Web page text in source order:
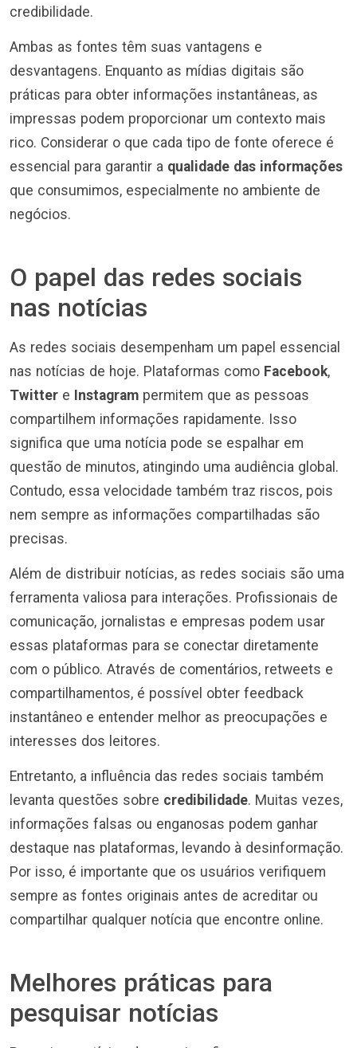
credibilidade.
Ambas as fontes têm suas vantagens e
desvantagens. Enquanto as mídias digitais são
práticas para obter informações instantâneas, as
impressas podem proporcionar um contexto mais
rico. Considerar o que cada tipo de fonte oferece é
essencial para garantir a qualidade das informações
que consumimos, especialmente no ambiente de
negócios.
O papel das redes sociais
nas notícias
As redes sociais desempenham um papel essencial
nas notícias de hoje. Plataformas como Facebook,
Twitter e Instagram permitem que as pessoas
compartilhem informações rapidamente. Isso
significa que uma notícia pode se espalhar em
questão de minutos, atingindo uma audiência global.
Contudo, essa velocidade também traz riscos, pois
nem sempre as informações compartilhadas são
precisas.
Além de distribuir notícias, as redes sociais são uma
ferramenta valiosa para interações. Profissionais de
comunicação, jornalistas e empresas podem usar
essas plataformas para se conectar diretamente
com o público. Através de comentários, retweets e
compartilhamentos, é possível obter feedback
instantâneo e entender melhor as preocupações e
interesses dos leitores.
Entretanto, a influência das redes sociais também
levanta questões sobre credibilidade. Muitas vezes,
informações falsas ou enganosas podem ganhar
destaque nas plataformas, levando à desinformação.
Por isso, é importante que os usuários verifiquem
sempre as fontes originais antes de acreditar ou
compartilhar qualquer notícia que encontre online.
Melhores práticas para
pesquisar notícias